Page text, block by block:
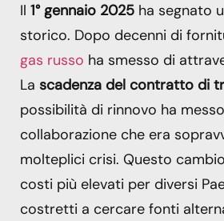
Il 1° gennaio 2025 ha segnato
storico. Dopo decenni di
gas russo ha smesso di
La scadenza del contratto di
possibilità di rinnovo ha
collaborazione che era
molteplici crisi. Questo
costi più elevati per diversi
costretti a cercare fonti